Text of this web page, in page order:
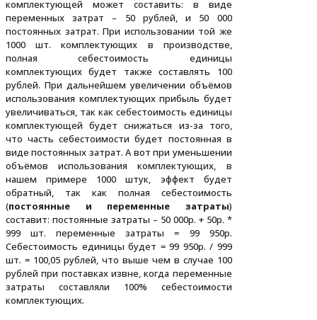
комплектующей может составить: в виде
переменных затрат – 50 рублей, и 50 000
постоянных затрат. При использовании той же
1000 шт. комплектующих в производстве,
полная себестоимость единицы
комплектующих будет также составлять 100
рублей. При дальнейшем увеличении объёмов
использования комплектующих прибыль будет
увеличиваться, так как себестоимость единицы
комплектующей будет снижаться из-за того,
что часть себестоимости будет постоянная в
виде постоянных затрат. А вот при уменьшении
объёмов использования комплектующих, в
нашем примере 1000 штук, эффект будет
обратный, так как полная себестоимость
(постоянные и переменные затраты)
составит: постоянные затраты – 50 000р. + 50р. *
999 шт. переменные затраты = 99 950р.
Себестоимость единицы будет = 99 950р. / 999
шт. = 100,05 рублей, что выше чем в случае 100
рублей при поставках извне, когда переменные
затраты составляли 100% себестоимости
комплектующих.